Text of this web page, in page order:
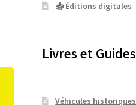
📥 Éditions digitales
Livres et Guides
Véhicules historiques